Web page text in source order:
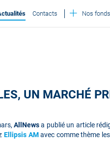
Contacts Nos fonds
UN MARCHÉ
, AllNewsa publié un article
Ellipsis AMavec comme thème